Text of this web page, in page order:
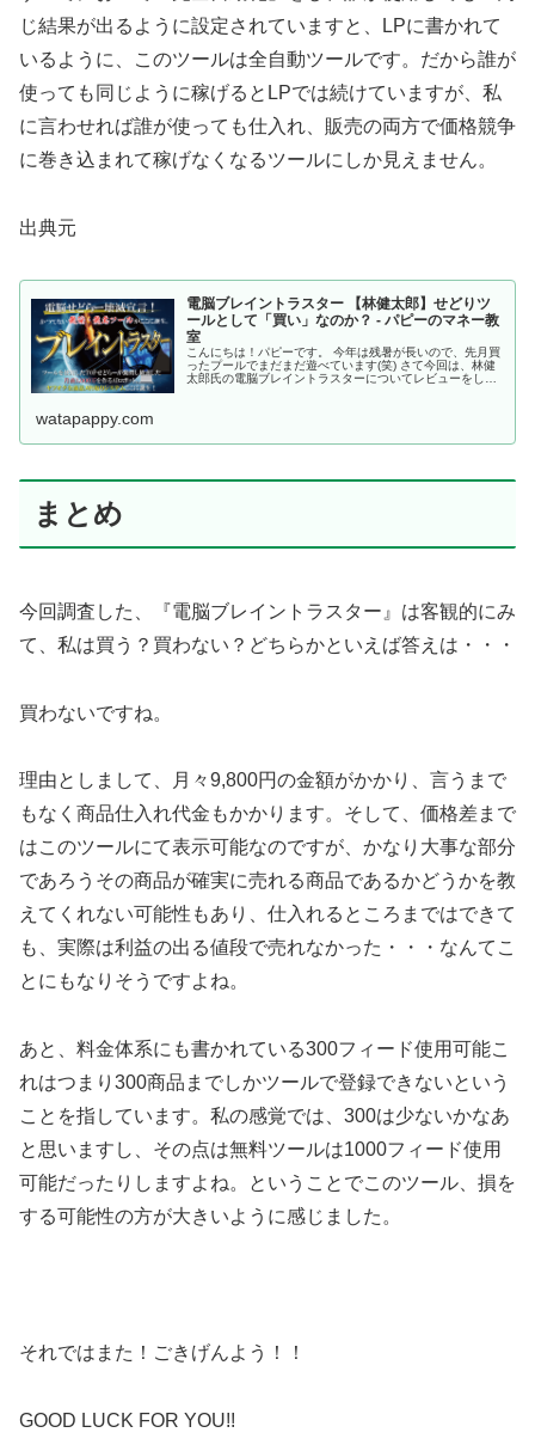
じ結果が出るように設定されていますと、LPに書かれて
いるように、このツールは全自動ツールです。だから誰が
使っても同じように稼げるとLPでは続けていますが、私
に言わせれば誰が使っても仕入れ、販売の両方で価格競争
に巻き込まれて稼げなくなるツールにしか見えません。
出典元
電脳ブレイントラスター 【林健太郎】せどりツ
ールとして「買い」なのか？ - パピーのマネー教
室
こんにちは！パピーです。 今年は残暑が長いので、先月買
ったプールでまだまだ遊べています(笑) さて今回は、林健
太郎氏の電脳ブレイントラスターについてレビューをして
watapappy.com
まとめ
今回調査した、『電脳ブレイントラスター』は客観的にみ
て、私は買う？買わない？どちらかといえば答えは・・・
買わないですね。
理由としまして、月々9,800円の金額がかかり、言うまで
もなく商品仕入れ代金もかかります。そして、価格差まで
はこのツールにて表示可能なのですが、かなり大事な部分
であろうその商品が確実に売れる商品であるかどうかを教
えてくれない可能性もあり、仕入れるところまではできて
も、実際は利益の出る値段で売れなかった・・・なんてこ
とにもなりそうですよね。
あと、料金体系にも書かれている300フィード使用可能こ
れはつまり300商品までしかツールで登録できないという
ことを指しています。私の感覚では、300は少ないかなあ
と思いますし、その点は無料ツールは1000フィード使用
可能だったりしますよね。ということでこのツール、損を
する可能性の方が大きいように感じました。
それではまた！ごきげんよう！！
GOOD LUCK FOR YOU!!